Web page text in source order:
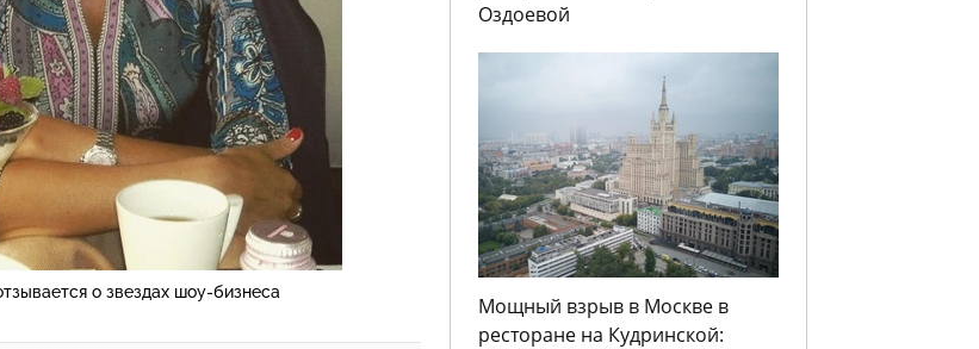
о звездах шоу-бизнеса
Оздоевой
Мощный взрыв в Москве в
ресторане на Кудринской: